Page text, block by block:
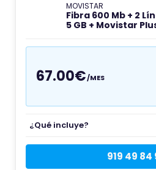
MOVISTAR
Fibra 600 Mb + 2
5 GB + Movistar
67.00€/MES
¿Qué incluye?
919 49 84